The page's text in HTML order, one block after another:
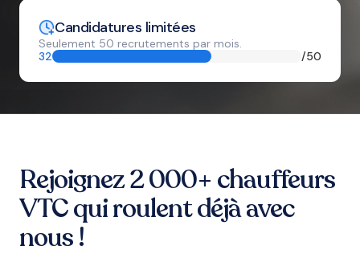
Candidatures limitées
Seulement 50 recrutements par mois.
32
/50
Rejoignez 2 000+ chauffeurs
VTC qui roulent déjà avec
nous !